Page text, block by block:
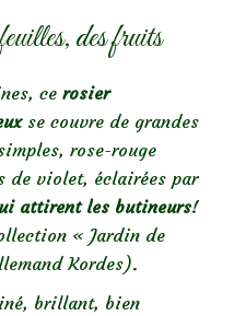
des fruits
ce rosier
se couvre de grandes
rose-rouge
de violet, éclairées par
attirent les butineurs!
« Jardin de
Kordes).
brillant, bien